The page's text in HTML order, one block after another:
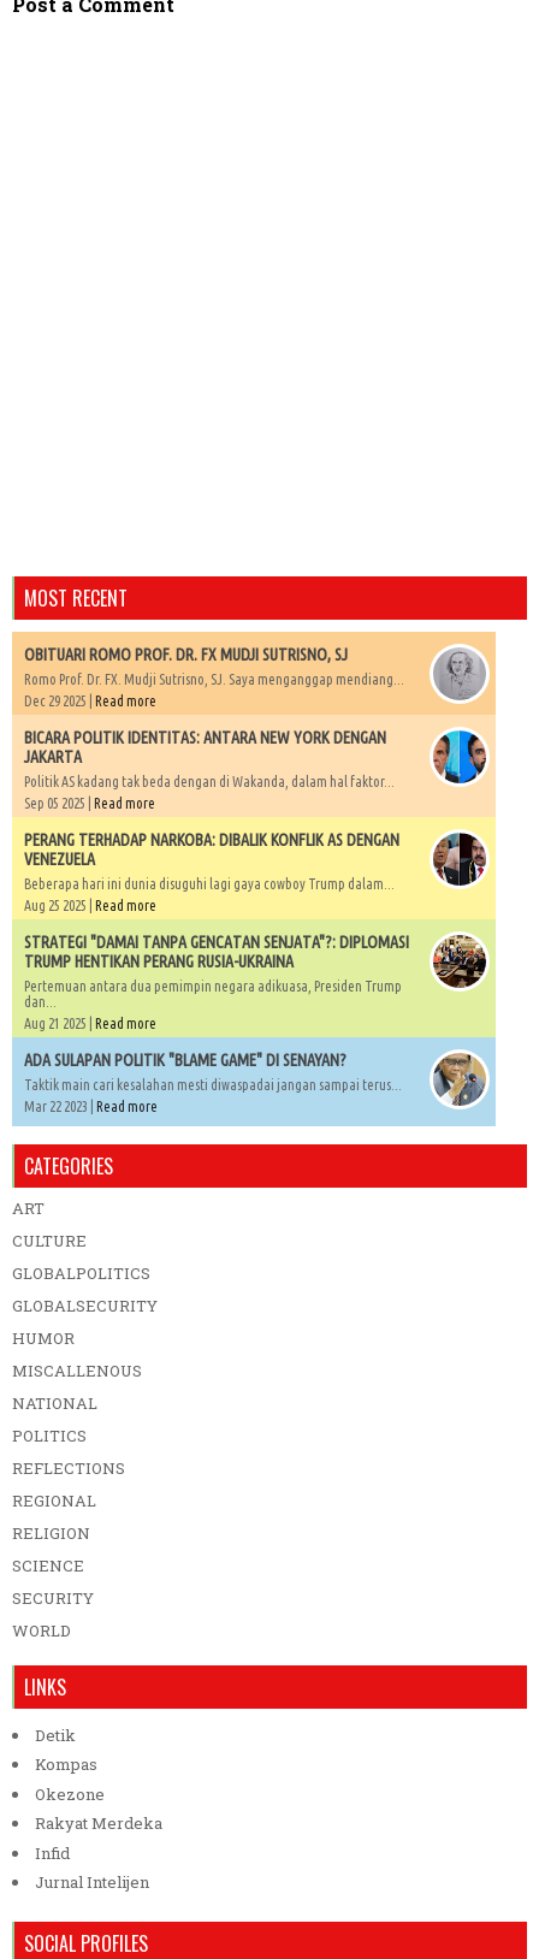
MOST RECENT
OBITUARI ROMO PROF. DR. FX MUDJI SUTRISNO, SJ
Romo Prof. Dr. FX. Mudji Sutrisno, SJ. Saya menganggap mendiang...
Dec 29 2025 | Read more
BICARA POLITIK IDENTITAS: ANTARA NEW YORK DENGAN
JAKARTA
Politik AS kadang tak beda dengan di Wakanda, dalam hal faktor...
Sep 05 2025 | Read more
PERANG TERHADAP NARKOBA: DIBALIK KONFLIK AS DENGAN
VENEZUELA
Beberapa hari ini dunia disuguhi lagi gaya cowboy Trump dalam...
Aug 25 2025 | Read more
STRATEGI "DAMAI TANPA GENCATAN SENJATA"?: DIPLOMASI
TRUMP HENTIKAN PERANG RUSIA-UKRAINA
Pertemuan antara dua pemimpin negara adikuasa, Presiden Trump
dan...
Aug 21 2025 | Read more
ADA SULAPAN POLITIK "BLAME GAME" DI SENAYAN?
Taktik main cari kesalahan mesti diwaspadai jangan sampai terus...
Mar 22 2023 | Read more
CATEGORIES
ART
CULTURE
GLOBALPOLITICS
GLOBALSECURITY
HUMOR
MISCALLENOUS
NATIONAL
POLITICS
REFLECTIONS
REGIONAL
RELIGION
SCIENCE
SECURITY
WORLD
LINKS
Detik
Kompas
Okezone
Rakyat Merdeka
Infid
Jurnal Intelijen
SOCIAL PROFILES